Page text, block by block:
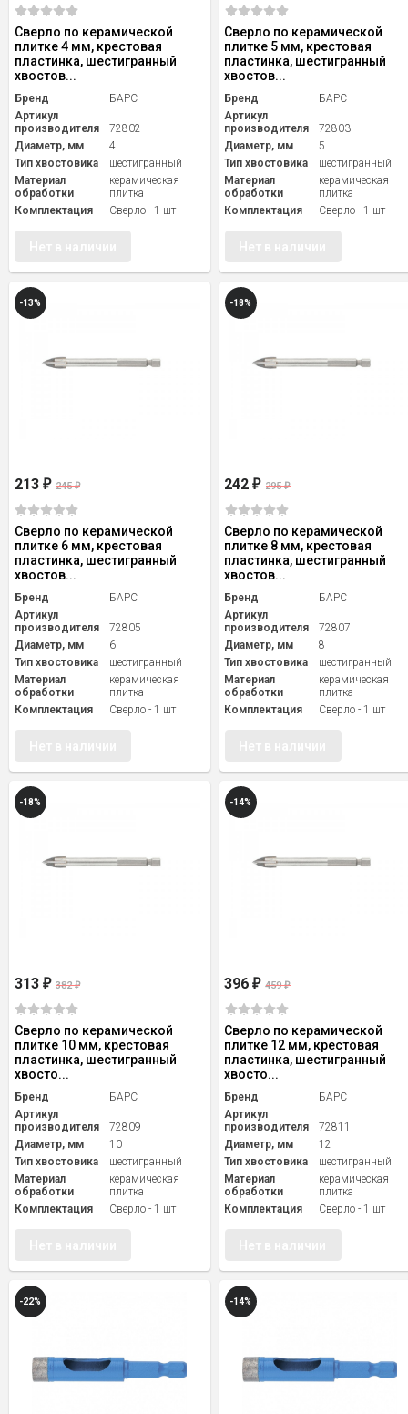
Сверло по керамической
плитке 4 мм, крестовая
пластинка, шестигранный
хвостов...
Бренд
БАРС
Артикул
производителя
72802
Диаметр, мм
4
Тип хвостовика
шестигранный
Материал
обработки
керамическая
плитка
Комплектация
Сверло - 1 шт
Сверло по керамической
плитке 5 мм, крестовая
пластинка, шестигранный
хвостов...
Бренд
БАРС
Артикул
производителя
72803
Диаметр, мм
5
Тип хвостовика
шестигранный
Материал
обработки
керамическая
плитка
Комплектация
Сверло - 1 шт
-13%
213 ₽ 245₽
Сверло по керамической
плитке 6 мм, крестовая
пластинка, шестигранный
хвостов...
Бренд
БАРС
Артикул
производителя
72805
Диаметр, мм
6
Тип хвостовика
шестигранный
Материал
обработки
керамическая
плитка
Комплектация
Сверло - 1 шт
-18%
242₽ 295₽
Сверло по керамической
плитке 8 мм, крестовая
пластинка, шестигранный
хвостов...
Бренд
БАРС
Артикул
производителя
72807
Диаметр, мм
8
Тип хвостовика
шестигранный
Материал
обработки
керамическая
плитка
Комплектация
Сверло - 1 шт
-18%
313 ₽ 382₽
Сверло по керамической
плитке 10 мм, крестовая
пластинка, шестигранный
хвосто...
Бренд
БАРС
Артикул
производителя
72809
Диаметр, мм
10
Тип хвостовика
шестигранный
Материал
обработки
керамическая
плитка
Комплектация
Сверло - 1 шт
-14%
396₽ 459₽
Сверло по керамической
плитке 12 мм, крестовая
пластинка, шестигранный
хвосто...
Бренд
БАРС
Артикул
производителя
72811
Диаметр, мм
12
Тип хвостовика
шестигранный
Материал
обработки
керамическая
плитка
Комплектация
Сверло - 1 шт
-22% -14%